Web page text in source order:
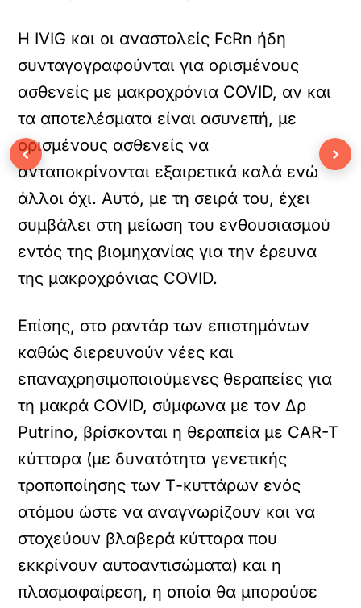
Η IVIG και οι αναστολείς FcRn ήδη
συνταγογραφούνται για ορισμένους
ασθενείς με μακροχρόνια COVID, αν και
τα αποτελέσματα είναι ασυνεπή, με
ορισμένους ασθενείς να
ανταποκρίνονται εξαιρετικά καλά ενώ
άλλοι όχι. Αυτό, με τη σειρά του, έχει
συμβάλει στη μείωση του ενθουσιασμού
εντός της βιομηχανίας για την έρευνα
της μακροχρόνιας COVID.
Επίσης, στο ραντάρ των επιστημόνων
καθώς διερευνούν νέες και
επαναχρησιμοποιούμενες θεραπείες για
τη μακρά COVID, σύμφωνα με τον Δρ
Putrino, βρίσκονται η θεραπεία με CAR-T
κύτταρα (με δυνατότητα γενετικής
τροποποίησης των Τ-κυττάρων ενός
ατόμου ώστε να αναγνωρίζουν και να
στοχεύουν βλαβερά κύτταρα που
εκκρίνουν αυτοαντισώματα) και η
πλασμαφαίρεση, η οποία θα μπορούσε
‹ ›